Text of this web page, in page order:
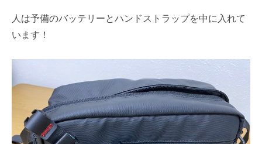
人は予備のバッテリーとハンドストラップを中に入れて
います！